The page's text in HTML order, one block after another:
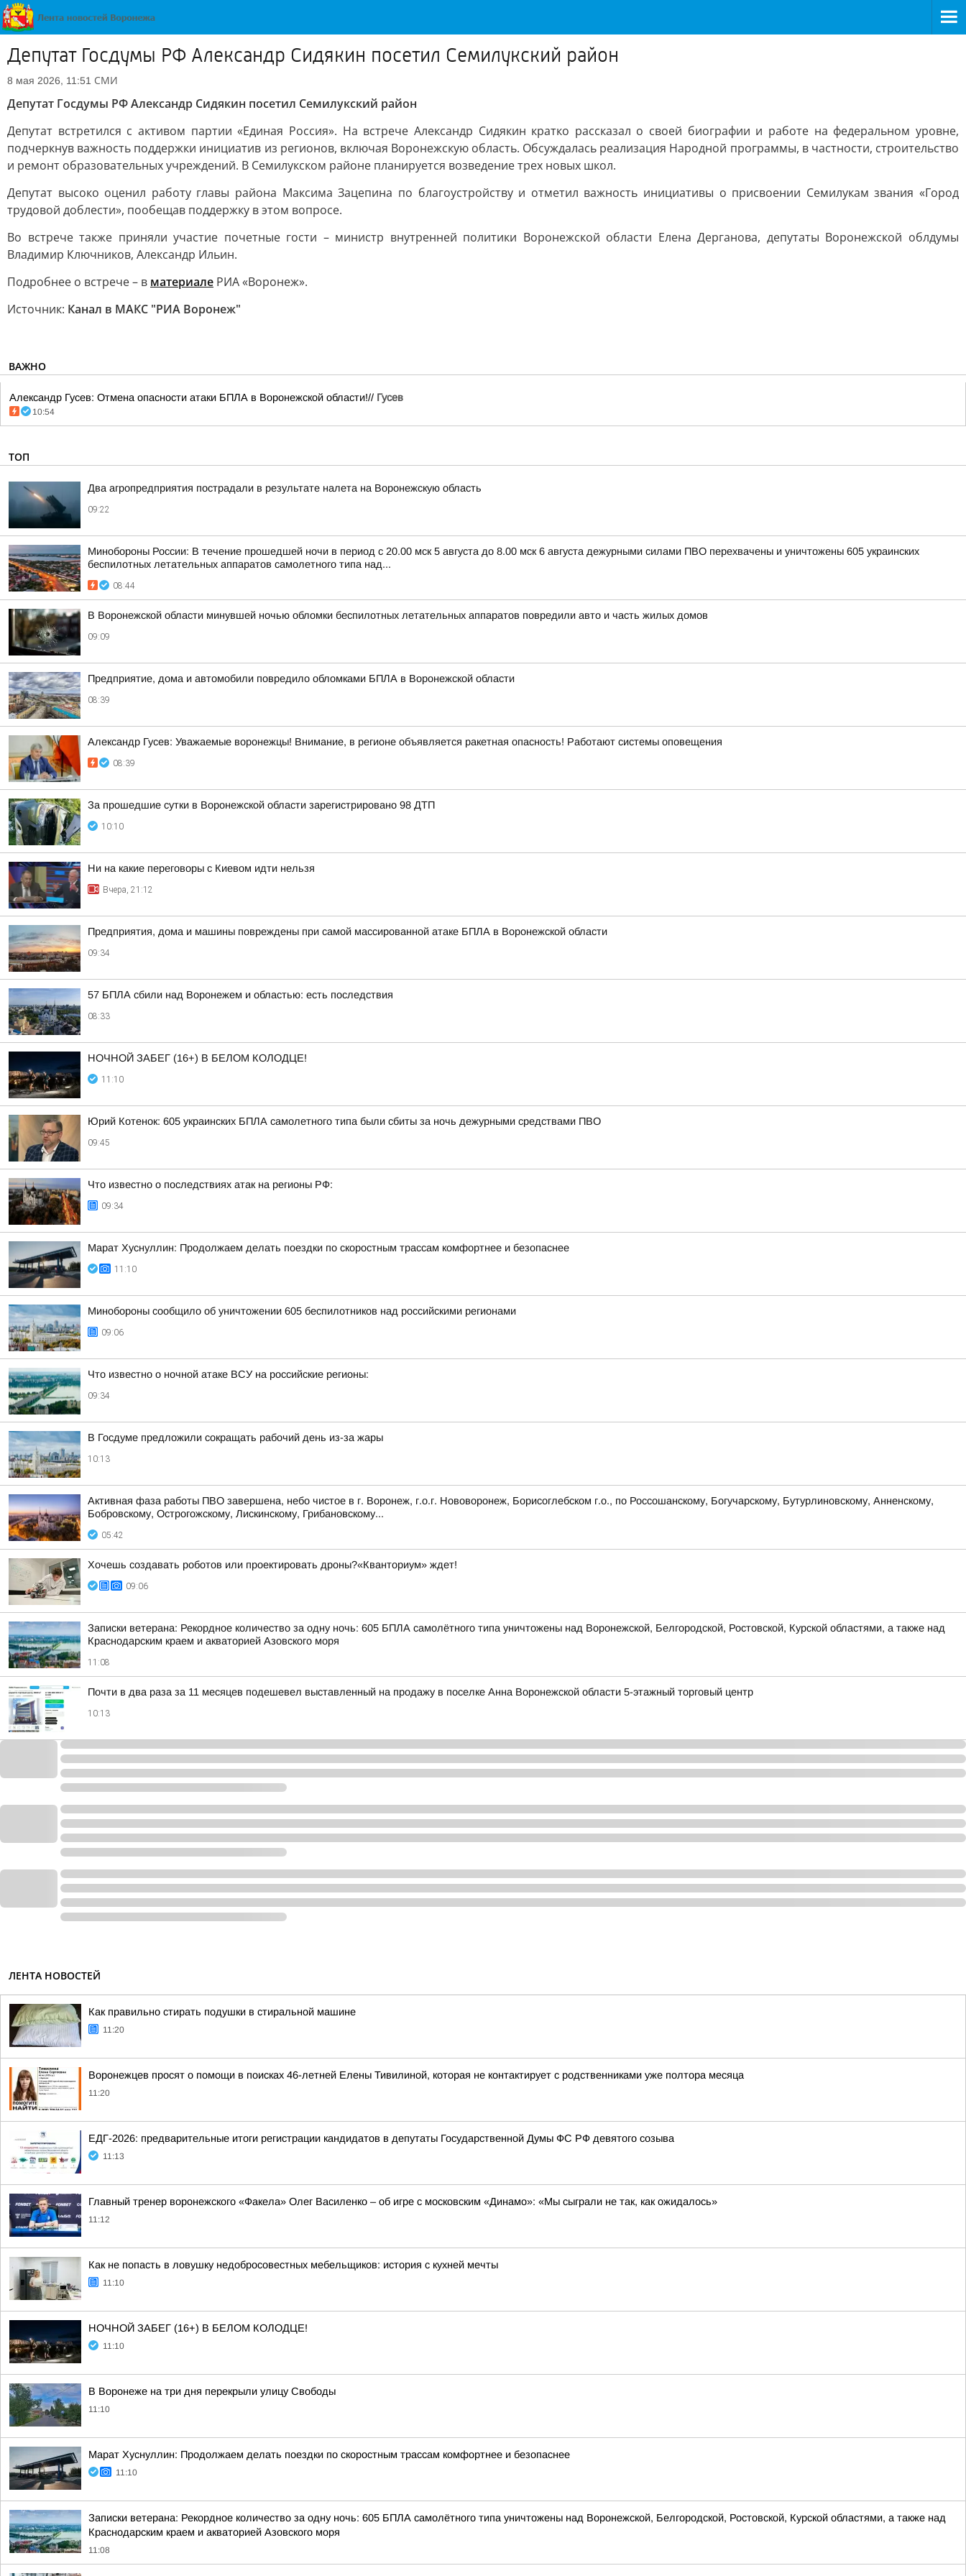
Депутат Госдумы РФ Александр Сидякин посетил Семилукский район
8 мая 2026, 11:51 СМИ
Депутат Госдумы РФ Александр Сидякин посетил Семилукский район
Депутат встретился с активом партии «Единая Россия». На встрече Александр Сидякин кратко рассказал о своей биографии и работе на федеральном уровне,
подчеркнув важность поддержки инициатив из регионов, включая Воронежскую область. Обсуждалась реализация Народной программы, в частности, строительство
и ремонт образовательных учреждений. В Семилукском районе планируется возведение трех новых школ.
Депутат высоко оценил работу главы района Максима Зацепина по благоустройству и отметил важность инициативы о присвоении Семилукам звания «Город
трудовой доблести», пообещав поддержку в этом вопросе.
Во встрече также приняли участие почетные гости – министр внутренней политики Воронежской области Елена Дерганова, депутаты Воронежской облдумы
Владимир Ключников, Александр Ильин.
Подробнее о встрече – в материале РИА «Воронеж».
Источник: Канал в МАКС "РИА Воронеж"
ВАЖНО
Александр Гусев: Отмена опасности атаки БПЛА в Воронежской области!// Гусев
10:54
ТОП
Два агропредприятия пострадали в результате налета на Воронежскую область
09:22
Минобороны России: В течение прошедшей ночи в период с 20.00 мск 5 августа до 8.00 мск 6 августа дежурными силами ПВО перехвачены и уничтожены 605 украинских
беспилотных летательных аппаратов самолетного типа над...
08:44
В Воронежской области минувшей ночью обломки беспилотных летательных аппаратов повредили авто и часть жилых домов
09:09
Предприятие, дома и автомобили повредило обломками БПЛА в Воронежской области
08:39
Александр Гусев: Уважаемые воронежцы! Внимание, в регионе объявляется ракетная опасность! Работают системы оповещения
08:39
За прошедшие сутки в Воронежской области зарегистрировано 98 ДТП
10:10
Ни на какие переговоры с Киевом идти нельзя
Вчера, 21:12
Предприятия, дома и машины повреждены при самой массированной атаке БПЛА в Воронежской области
09:34
57 БПЛА сбили над Воронежем и областью: есть последствия
08:33
НОЧНОЙ ЗАБЕГ (16+) В БЕЛОМ КОЛОДЦЕ!
11:10
Юрий Котенок: 605 украинских БПЛА самолетного типа были сбиты за ночь дежурными средствами ПВО
09:45
Что известно о последствиях атак на регионы РФ:
09:34
Марат Хуснуллин: Продолжаем делать поездки по скоростным трассам комфортнее и безопаснее
11:10
Минобороны сообщило об уничтожении 605 беспилотников над российскими регионами
09:06
Что известно о ночной атаке ВСУ на российские регионы:
09:34
В Госдуме предложили сокращать рабочий день из-за жары
10:13
Активная фаза работы ПВО завершена, небо чистое в г. Воронеж, г.о.г. Нововоронеж, Борисоглебском г.о., по Россошанскому, Богучарскому, Бутурлиновскому, Анненскому,
Бобровскому, Острогожскому, Лискинскому, Грибановскому...
05:42
Хочешь создавать роботов или проектировать дроны?«Кванториум» ждет!
09:06
Записки ветерана: Рекордное количество за одну ночь: 605 БПЛА самолётного типа уничтожены над Воронежской, Белгородской, Ростовской, Курской областями, а также над
Краснодарским краем и акваторией Азовского моря
11:08
Почти в два раза за 11 месяцев подешевел выставленный на продажу в поселке Анна Воронежской области 5-этажный торговый центр
10:13
ЛЕНТА НОВОСТЕЙ
Как правильно стирать подушки в стиральной машине
11:20
Воронежцев просят о помощи в поисках 46-летней Елены Тивилиной, которая не контактирует с родственниками уже полтора месяца
11:20
ЕДГ-2026: предварительные итоги регистрации кандидатов в депутаты Государственной Думы ФС РФ девятого созыва
11:13
Главный тренер воронежского «Факела» Олег Василенко – об игре с московским «Динамо»: «Мы сыграли не так, как ожидалось»
11:12
Как не попасть в ловушку недобросовестных мебельщиков: история с кухней мечты
11:10
НОЧНОЙ ЗАБЕГ (16+) В БЕЛОМ КОЛОДЦЕ!
11:10
В Воронеже на три дня перекрыли улицу Свободы
11:10
Марат Хуснуллин: Продолжаем делать поездки по скоростным трассам комфортнее и безопаснее
11:10
Записки ветерана: Рекордное количество за одну ночь: 605 БПЛА самолётного типа уничтожены над Воронежской, Белгородской, Ростовской, Курской областями, а также над
Краснодарским краем и акваторией Азовского моря
11:08